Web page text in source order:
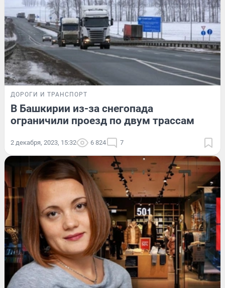
ДОРОГИ И ТРАНСПОРТ
В Башкирии из-за снегопада
ограничили проезд по двум трассам
2 декабря, 2023, 15:32 6 824 7